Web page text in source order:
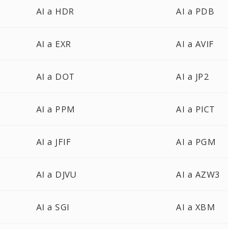
AI a HDR AI a PDB
AI a EXR AI a AVIF
AI a DOT AI a JP2
AI a PPM AI a PICT
AI a JFIF AI a PGM
AI a DJVU AI a AZW3
AI a SGI AI a XBM